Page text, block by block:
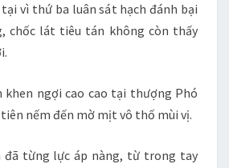
vì thứ ba luân sát hạch đánh bại
chốc lát tiêu tán không còn thấy
khen ngợi cao cao tại thượng Phó
tiên nếm đến mờ mịt vô thố mùi vị.
đã từng lực áp nàng, từ trong tay